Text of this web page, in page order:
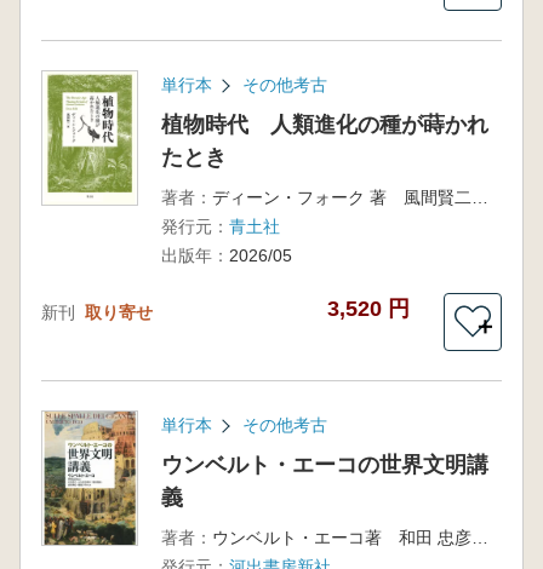
単行本 その他考古
植物時代 人類進化の種が蒔かれ
たとき
著者：
発行元： 青土社
出版年： 2026/05
新刊 取り寄せ 3,520 円
＋
単行本 その他考古
ウンベルト・エーコの世界文明講
義
著者：
ウンベルト・エーコ著 和田 忠彦 監修